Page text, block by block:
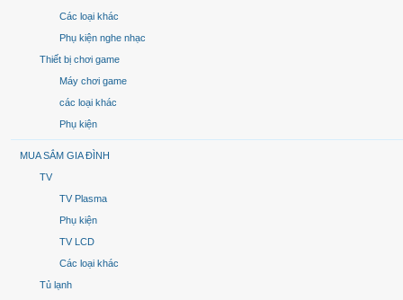
Các loại khác
Phụ kiện nghe nhạc
Thiết bị chơi game
Máy chơi game
các loại khác
Phụ kiện
MUA SẮM GIA ĐÌNH
TV
TV Plasma
Phụ kiện
TV LCD
Các loại khác
Tủ lạnh